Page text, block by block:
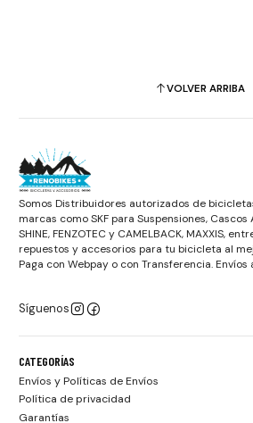
VOLVER ARRIBA
Somos Distribuidores autorizados de
marcas como SKF para Suspensiones, Cascos
SHINE, FENZOTEC y CAMELBACK, MAXXIS,
repuestos y accesorios para tu bicicleta al
Paga con Webpay o con Transferencia. Envíos
Síguenos
CATEGORÍAS
Envíos y Políticas de Envíos
Política de privacidad
Garantías